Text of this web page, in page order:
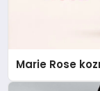
Marie Rose